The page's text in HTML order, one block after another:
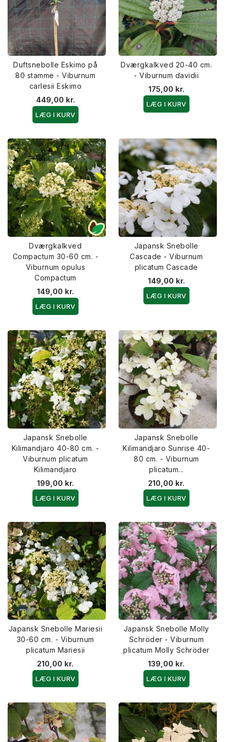
Duftsnebolle Eskimo på
80 stamme - Viburnum
carlesii Eskimo
449,00 kr.
LÆG I KURV
Dværgkalkved 20-40 cm.
- Viburnum davidii
175,00 kr.
LÆG I KURV
Dværgkalkved
Compactum 30-60 cm. -
Viburnum opulus
Compactum
149,00 kr.
LÆG I KURV
Japansk Snebolle
Cascade - Viburnum
plicatum Cascade
149,00 kr.
LÆG I KURV
Japansk Snebolle
Kilimandjaro 40-80 cm. -
Viburnum plicatum
Kilimandjaro
199,00 kr.
LÆG I KURV
Japansk Snebolle
Kilimandjaro Sunrise 40-
80 cm. - Viburnum
plicatum...
210,00 kr.
LÆG I KURV
Japansk Snebolle Mariesii
30-60 cm. - Viburnum
plicatum Mariesii
210,00 kr.
LÆG I KURV
Japansk Snebolle Molly
Schröder - Viburnum
plicatum Molly Schröder
139,00 kr.
LÆG I KURV